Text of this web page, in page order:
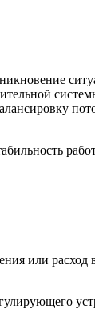
или расход